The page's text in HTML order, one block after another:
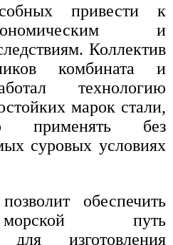
привести к
и
Коллектив
комбината и
технологию
марок стали,
применять без
суровых условиях
обеспечить
путь
для изготовления